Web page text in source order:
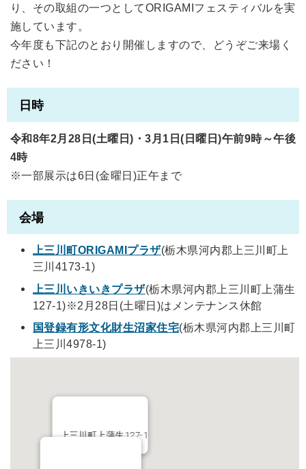
り、その取組の一つとしてORIGAMIフェスティバルを実
施しています。
今年度も下記のとおり開催しますので、どうぞご来場く
ださい！
日時
令和8年2月28日(土曜日)・3月1日(日曜日)午前9時～午後
4時
※一部展示は6日(金曜日)正午まで
会場
上三川町ORIGAMIプラザ(栃木県河内郡上三川町上
三川4173-1)
上三川いきいきプラザ(栃木県河内郡上三川町上蒲生
127-1)※2月28日(土曜日)はメンテナンス休館
国登録有形文化財生沼家住宅(栃木県河内郡上三川町
上三川4978-1)
上三川町上蒲生127-1